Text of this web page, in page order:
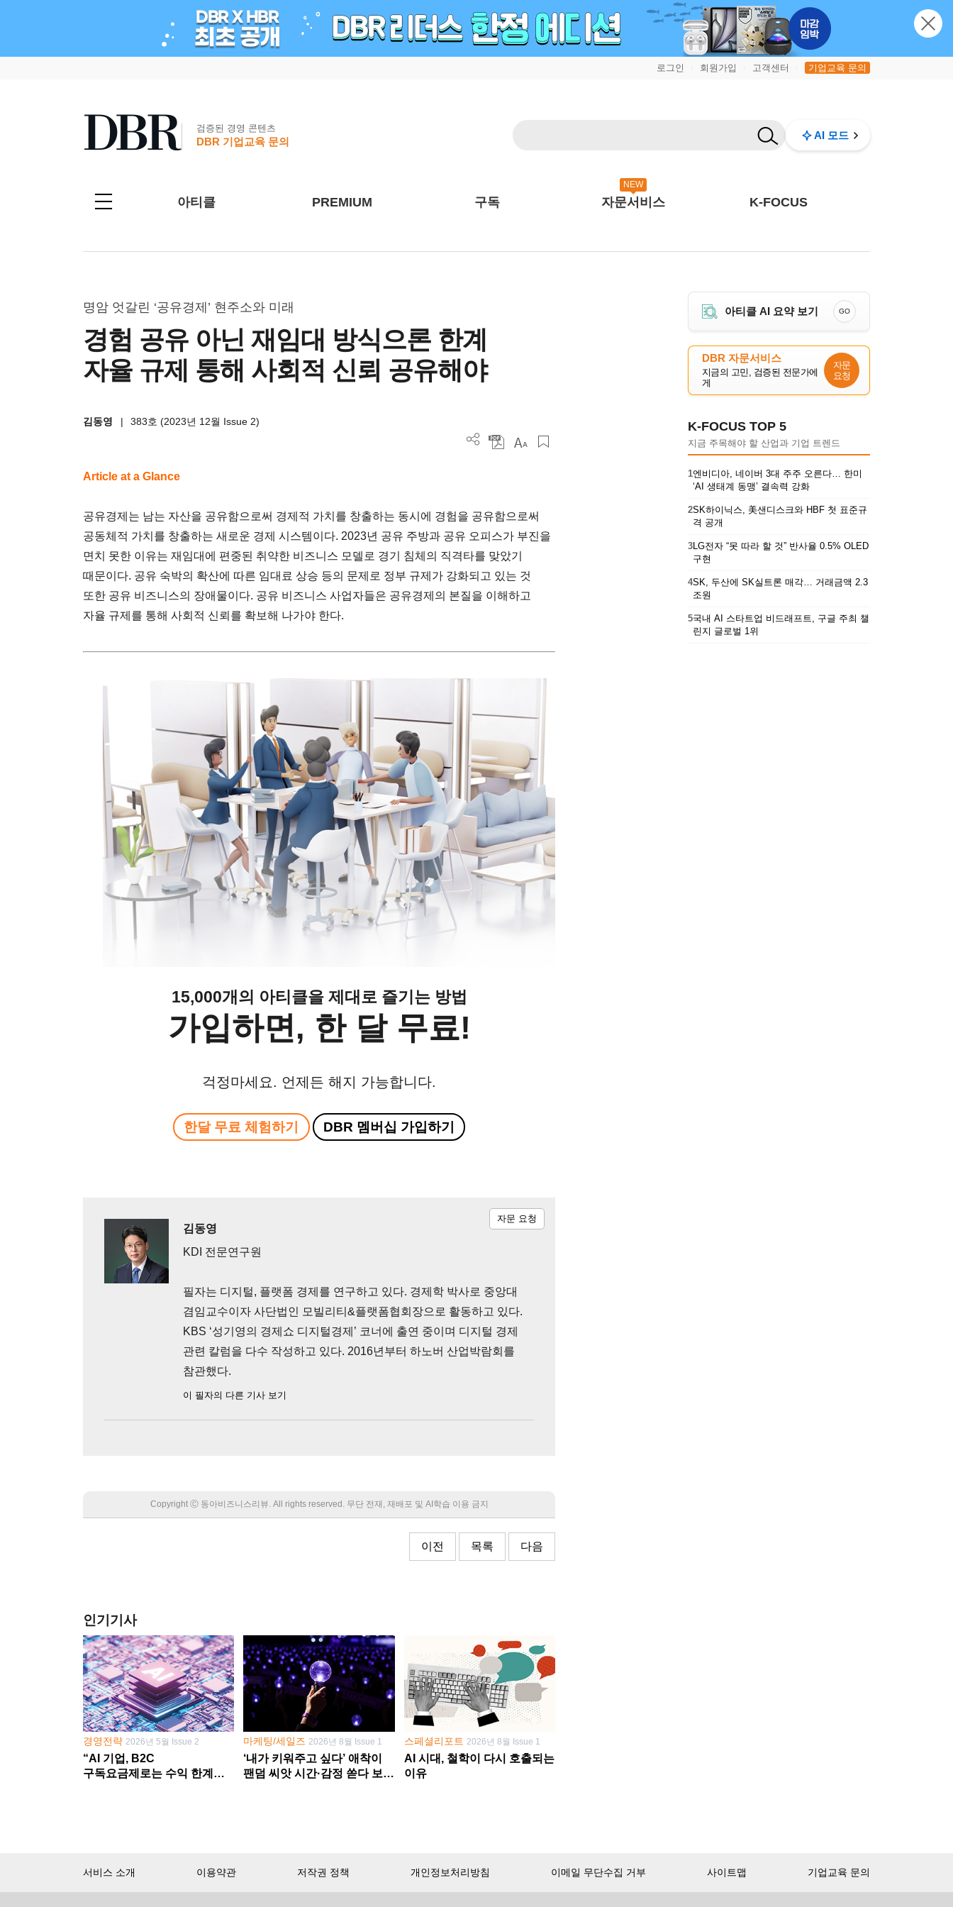
로그인 회원가입 고객센터 기업교육 문의
검증된 경영 콘텐츠
DBR 기업교육 문의
AI 모드
아티클 PREMIUM 구독
NEW
자문서비스 K-FOCUS
명암 엇갈린 ‘공유경제’ 현주소와 미래
경험 공유 아닌 재임대 방식으론 한계
자율 규제 통해 사회적 신뢰 공유해야
김동영 | 383호 (2023년 12월 Issue 2)
Article at a Glance
공유경제는 남는 자산을 공유함으로써 경제적 가치를 창출하는 동시에 경험을 공유함으로써
공동체적 가치를 창출하는 새로운 경제 시스템이다. 2023년 공유 주방과 공유 오피스가 부진을
면치 못한 이유는 재임대에 편중된 취약한 비즈니스 모델로 경기 침체의 직격타를 맞았기
때문이다. 공유 숙박의 확산에 따른 임대료 상승 등의 문제로 정부 규제가 강화되고 있는 것
또한 공유 비즈니스의 장애물이다. 공유 비즈니스 사업자들은 공유경제의 본질을 이해하고
자율 규제를 통해 사회적 신뢰를 확보해 나가야 한다.
15,000개의 아티클을 제대로 즐기는 방법
가입하면, 한 달 무료!
걱정마세요. 언제든 해지 가능합니다.
한달 무료 체험하기 DBR 멤버십 가입하기
김동영
KDI 전문연구원
필자는 디지털, 플랫폼 경제를 연구하고 있다. 경제학 박사로 중앙대
겸임교수이자 사단법인 모빌리티&플랫폼협회장으로 활동하고 있다.
KBS ‘성기영의 경제쇼 디지털경제’ 코너에 출연 중이며 디지털 경제
관련 칼럼을 다수 작성하고 있다. 2016년부터 하노버 산업박람회를
참관했다.
이 필자의 다른 기사 보기
자문 요청
Copyright Ⓒ 동아비즈니스리뷰. All rights reserved. 무단 전재, 재배포 및 AI학습 이용 금지
이전 목록 다음
인기기사
경영전략 2026년 5월 Issue 2
“AI 기업, B2C
구독요금제로는 수익 한계
마케팅/세일즈 2026년 8월 Issue 1
‘내가 키워주고 싶다’ 애착이
팬덤 씨앗 시간·감정 쏟다 보면
스페셜리포트 2026년 8월 Issue 1
AI 시대, 철학이 다시 호출되는
이유
아티클 AI 요약 보기 GO
DBR 자문서비스
지금의 고민, 검증된 전문가에
게
자문
요청
K-FOCUS TOP 5
지금 주목해야 할 산업과 기업 트렌드
1엔비디아, 네이버 3대 주주 오른다… 한미
‘AI 생태계 동맹’ 결속력 강화
2SK하이닉스, 美샌디스크와 HBF 첫 표준규
격 공개
3LG전자 “못 따라 할 것” 반사율 0.5% OLED
구현
4SK, 두산에 SK실트론 매각… 거래금액 2.3
조원
5국내 AI 스타트업 비드래프트, 구글 주최 챌
린지 글로벌 1위
서비스 소개 이용약관 저작권 정책 개인정보처리방침 이메일 무단수집 거부 사이트맵 기업교육 문의